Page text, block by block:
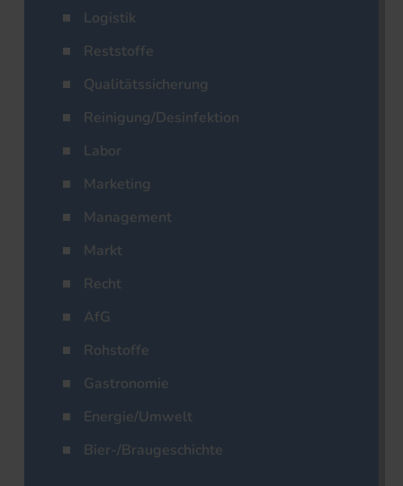
Logistik
Reststoffe
Qualitätssicherung
Reinigung/Desinfektion
Labor
Marketing
Management
Markt
Recht
AfG
Rohstoffe
Gastronomie
Energie/Umwelt
Bier-/Braugeschichte